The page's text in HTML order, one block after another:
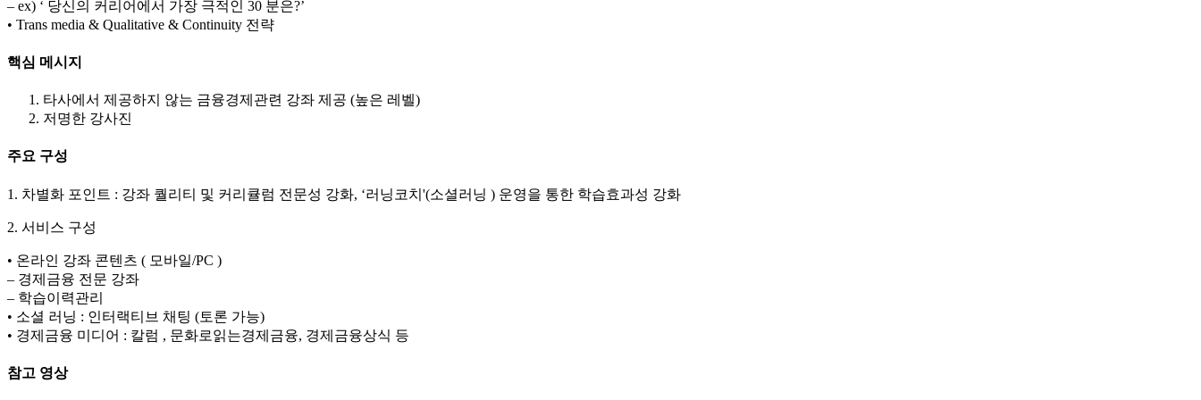
– ex) ‘ 당신의 커리어에서 가장 극적인 30 분은?’
• Trans media & Qualitative & Continuity 전략
핵심 메시지
타사에서 제공하지 않는 금융경제관련 강좌 제공 (높은 레벨)
저명한 강사진
주요 구성
1. 차별화 포인트 : 강좌 퀄리티 및 커리큘럼 전문성 강화, ‘러닝코치'(소셜러닝 ) 운영을 통한 학습효과성 강화
2. 서비스 구성
• 온라인 강좌 콘텐츠 ( 모바일/PC )
– 경제금융 전문 강좌
– 학습이력관리
• 소셜 러닝 : 인터랙티브 채팅 (토론 가능)
• 경제금융 미디어 : 칼럼 , 문화로읽는경제금융, 경제금융상식 등
참고 영상